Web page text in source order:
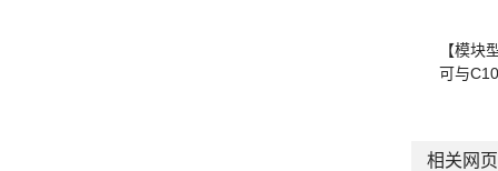
【模块
可与
相关网页